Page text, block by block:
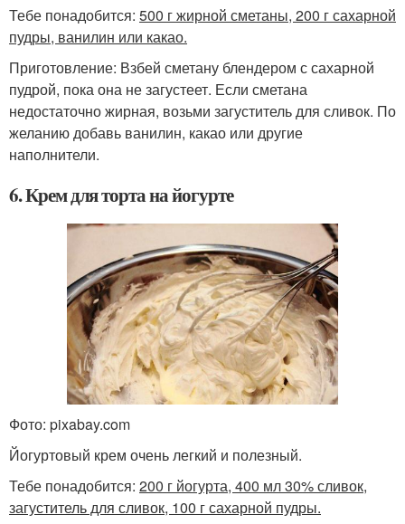
Тебе понадобится: 500 г жирной сметаны, 200 г сахарной
пудры, ванилин или какао.
Приготовление: Взбей сметану блендером с сахарной
пудрой, пока она не загустеет. Если сметана
недостаточно жирная, возьми загуститель для сливок. По
желанию добавь ванилин, какао или другие
наполнители.
6. Крем для торта на йогурте
Фото: pixabay.com
Йогуртовый крем очень легкий и полезный.
Тебе понадобится: 200 г йогурта, 400 мл 30% сливок,
загуститель для сливок, 100 г сахарной пудры.